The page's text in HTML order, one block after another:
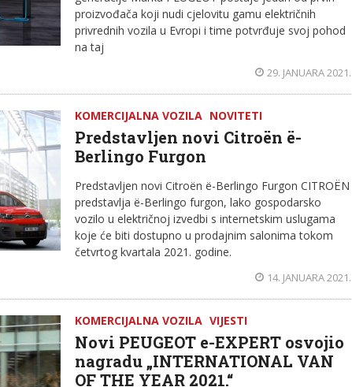
proizvođača koji nudi cjelovitu gamu električnih
privrednih vozila u Evropi i time potvrđuje svoj pohod
na taj
29. JANUARA 2021.
KOMERCIJALNA VOZILA NOVITETI
Predstavljen novi Citroën ë-
Berlingo Furgon
Predstavljen novi Citroën ë-Berlingo Furgon CITROËN
predstavlja ë-Berlingo furgon, lako gospodarsko
vozilo u električnoj izvedbi s internetskim uslugama
koje će biti dostupno u prodajnim salonima tokom
četvrtog kvartala 2021. godine.
14. JANUARA 2021.
KOMERCIJALNA VOZILA VIJESTI
Novi PEUGEOT e-EXPERT osvojio
nagradu „INTERNATIONAL VAN
OF THE YEAR 2021.“